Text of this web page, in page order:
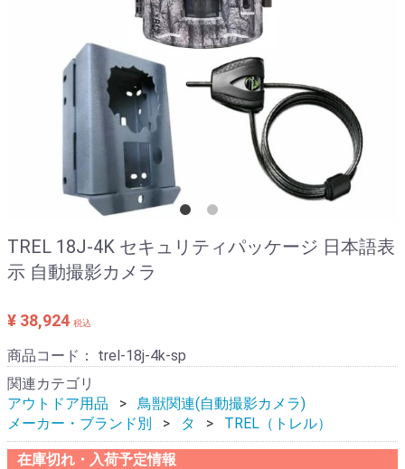
TREL 18J-4K セキュリティパッケージ 日本語表
示 自動撮影カメラ
¥ 38,924 税込
商品コード： trel-18j-4k-sp
関連カテゴリ
アウトドア用品
鳥獣関連(自動撮影カメラ)
メーカー・ブランド別
タ TREL（トレル）
在庫切れ・入荷予定情報